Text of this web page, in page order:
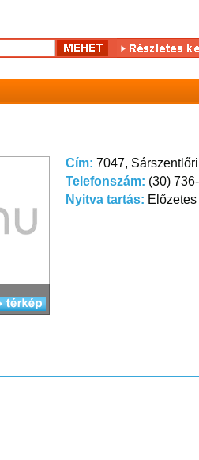
Cím: 7047,
Telefonszám: (30)
Nyitva tartás: